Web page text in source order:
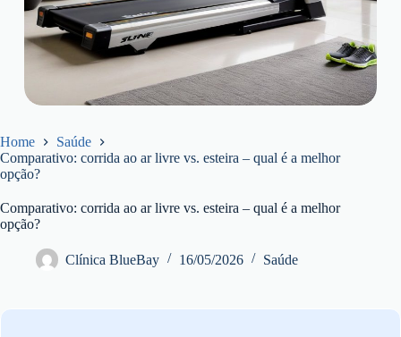
Home
Saúde
Comparativo: corrida ao ar livre vs. esteira – qual é a melhor
opção?
Comparativo: corrida ao ar livre vs. esteira – qual é a melhor
opção?
Clínica BlueBay 16/05/2026 Saúde